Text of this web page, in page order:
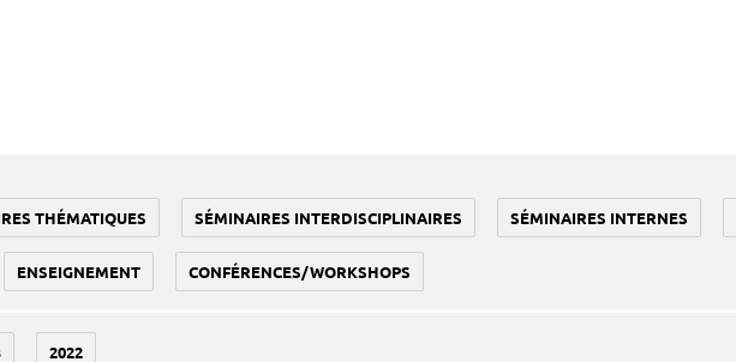
THÉMATIQUES SÉMINAIRES INTERDISCIPLINAIRES SÉMINAIRES INTERNES
ENSEIGNEMENT CONFÉRENCES/WORKSHOPS
2022